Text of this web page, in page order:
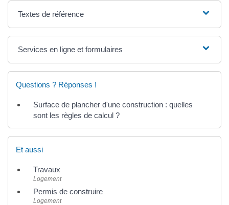
Textes de référence
Services en ligne et formulaires
Questions ? Réponses !
Surface de plancher d'une construction : quelles
sont les règles de calcul ?
Et aussi
Travaux
Logement
Permis de construire
Logement